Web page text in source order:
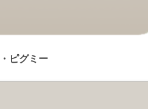
ピグミー